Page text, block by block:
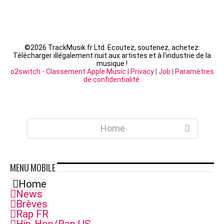
©2026 TrackMusik.fr Ltd. Ecoutez, soutenez, achetez:
Télécharger illégalement nuit aux artistes et à l'industrie de la
musique !
o2switch - Classement Apple Music Privacy| Job
Paramètres
de confidentialité.
Home
MENUMOBILE
Home
News
Brèves
Rap FR